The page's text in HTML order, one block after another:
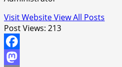
Visit WebsiteView All Posts
Post Views: 213
Facebook